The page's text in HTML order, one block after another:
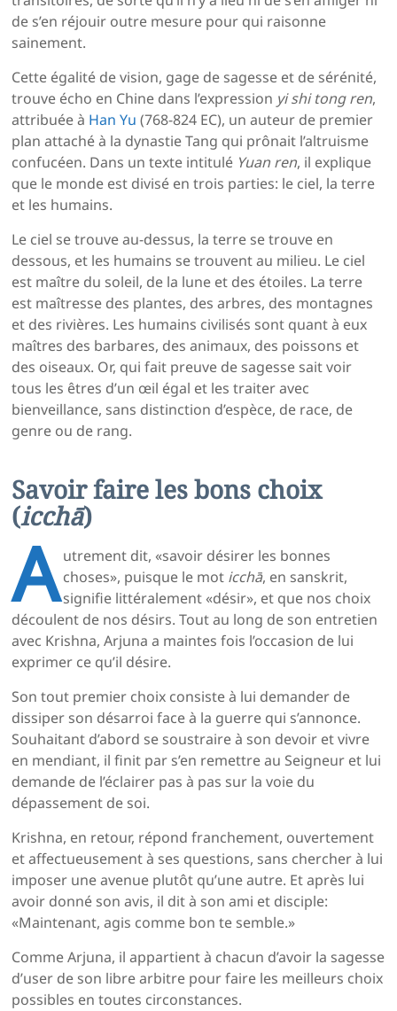
de s’en réjouir outre mesure pour qui raisonne
sainement.
Cette égalité de vision, gage de sagesse et de sérénité,
trouve écho en Chine dans l’expression yi shi tong ren,
attribuée à Han Yu (768-824 EC), un auteur de premier
plan attaché à la dynastie Tang qui prônait l’altruisme
confucéen. Dans un texte intitulé Yuan ren, il explique
que le monde est divisé en trois parties: le ciel, la terre
et les humains.
Le ciel se trouve au-dessus, la terre se trouve en
dessous, et les humains se trouvent au milieu. Le ciel
est maître du soleil, de la lune et des étoiles. La terre
est maîtresse des plantes, des arbres, des montagnes
et des rivières. Les humains civilisés sont quant à eux
maîtres des barbares, des animaux, des poissons et
des oiseaux. Or, qui fait preuve de sagesse sait voir
tous les êtres d’un œil égal et les traiter avec
bienveillance, sans distinction d’espèce, de race, de
genre ou de rang.
Savoir faire les bons choix
(icchā)
A utrement dit, «savoir désirer les bonnes
choses», puisque le mot icchā, en sanskrit,
signifie littéralement «désir», et que nos choix
découlent de nos désirs. Tout au long de son entretien
avec Krishna, Arjuna a maintes fois l’occasion de lui
exprimer ce qu’il désire.
Son tout premier choix consiste à lui demander de
dissiper son désarroi face à la guerre qui s’annonce.
Souhaitant d’abord se soustraire à son devoir et vivre
en mendiant, il finit par s’en remettre au Seigneur et lui
demande de l’éclairer pas à pas sur la voie du
dépassement de soi.
Krishna, en retour, répond franchement, ouvertement
et affectueusement à ses questions, sans chercher à lui
imposer une avenue plutôt qu’une autre. Et après lui
avoir donné son avis, il dit à son ami et disciple:
«Maintenant, agis comme bon te semble.»
Comme Arjuna, il appartient à chacun d’avoir la sagesse
d’user de son libre arbitre pour faire les meilleurs choix
possibles en toutes circonstances.